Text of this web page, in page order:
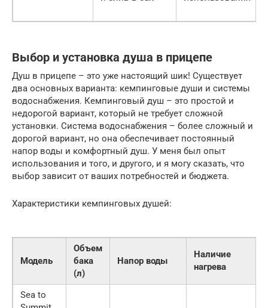
Выбор и установка душа в прицепе
Душ в прицепе – это уже настоящий шик! Существует
два основных варианта: кемпинговые души и системы
водоснабжения. Кемпинговый душ – это простой и
недорогой вариант, который не требует сложной
установки. Система водоснабжения – более сложный и
дорогой вариант, но она обеспечивает постоянный
напор воды и комфортный душ. У меня был опыт
использования и того, и другого, и я могу сказать, что
выбор зависит от ваших потребностей и бюджета.
Характеристики кемпинговых душей:
Модель
Объем
бака
(л)
Напор воды
Наличие
нагрева
Sea to